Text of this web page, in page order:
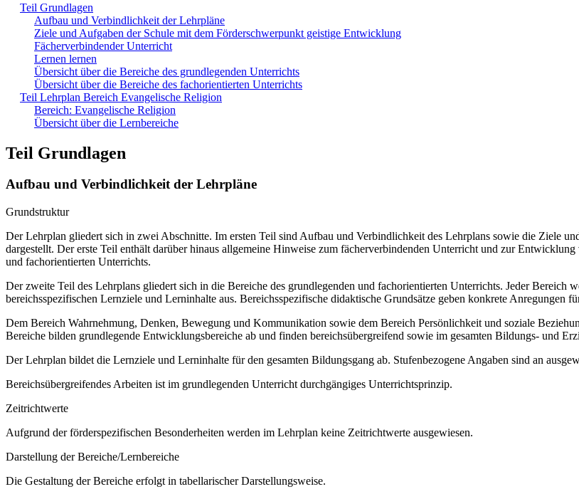
Teil Grundlagen
Aufbau und Verbindlichkeit der Lehrpläne
Ziele und Aufgaben der Schule mit dem Förderschwerpunkt geistige Entwicklung
Fächerverbindender Unterricht
Lernen lernen
Übersicht über die Bereiche des grundlegenden Unterrichts
Übersicht über die Bereiche des fachorientierten Unterrichts
Teil Lehrplan Bereich Evangelische Religion
Bereich: Evangelische Religion
Übersicht über die Lernbereiche
Teil Grundlagen
Aufbau und Verbindlichkeit der Lehrpläne
Grundstruktur
Der Lehrplan gliedert sich in zwei Abschnitte. Im ersten Teil sind Aufbau und Verbindlichkeit des Lehrplans sowie die Ziele
dargestellt. Der erste Teil enthält darüber hinaus allgemeine Hinweise zum fächerverbindenden Unterricht und zur
und fachorientierten Unterrichts.
Der zweite Teil des Lehrplans gliedert sich in die Bereiche des grundlegenden und fachorientierten Unterrichts. Jeder Bereich
bereichsspezifischen Lernziele und Lerninhalte aus. Bereichsspezifische didaktische Grundsätze geben konkrete Anregungen
Dem Bereich Wahrnehmung, Denken, Bewegung und Kommunikation sowie dem Bereich Persönlichkeit und soziale
Bereiche bilden grundlegende Entwicklungsbereiche ab und finden bereichsübergreifend sowie im gesamten Bildungs- und
Der Lehrplan bildet die Lernziele und Lerninhalte für den gesamten Bildungsgang ab. Stufenbezogene Angaben sind an
Bereichsübergreifendes Arbeiten ist im grundlegenden Unterricht durchgängiges Unterrichtsprinzip.
Zeitrichtwerte
Aufgrund der förderspezifischen Besonderheiten werden im Lehrplan keine Zeitrichtwerte ausgewiesen.
Darstellung der Bereiche/Lernbereiche
Die Gestaltung der Bereiche erfolgt in tabellarischer Darstellungsweise.